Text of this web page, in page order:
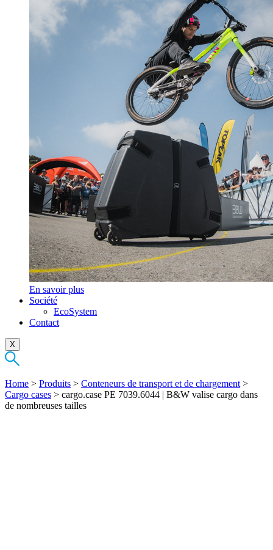
En savoir plus
Société
EcoSystem
Contact
X
Home > Produits > Conteneurs de transport et de chargement >
Cargo cases > cargo.case PE 7039.6044 | B&W valise cargo dans
de nombreuses tailles